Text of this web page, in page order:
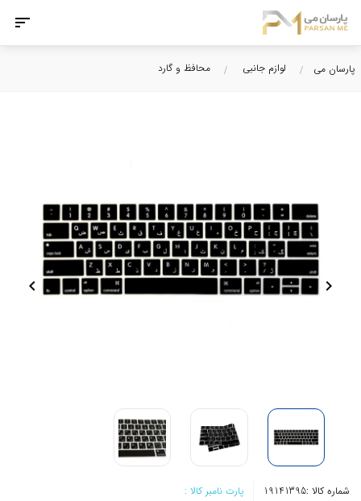
پارسان می لوازم جانبی محافظ و گارد
chevron_right
chevron_left
شماره کالا :19141395 پارت نامبر کالا :